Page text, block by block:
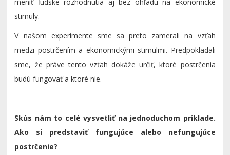
stimuly.
V našom experimente sme sa preto zamerali na vzťah
medzi postrčením a ekonomickými stimulmi. Predpokladali
sme, že práve tento vzťah dokáže určiť, ktoré postrčenia
budú fungovať a ktoré nie.
Skús nám to celé vysvetliť na jednoduchom príklade.
Ako si predstaviť fungujúce alebo nefungujúce
postrčenie?